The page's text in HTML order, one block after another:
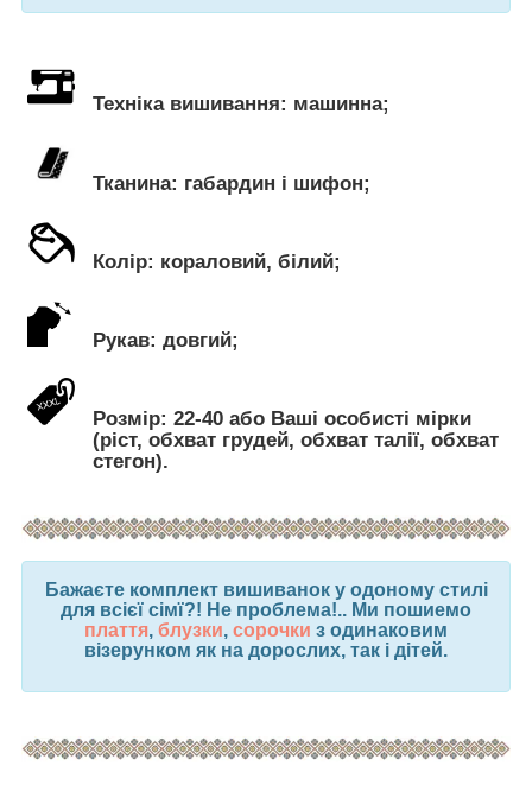
Техніка вишивання: машинна;
Тканина: габардин і шифон;
Колір: кораловий, білий;
Рукав: довгий;
Розмір: 22-40 або Ваші особисті мірки
(ріст, обхват грудей, обхват талії, обхват
стегон).
Бажаєте комплект вишиванок у одоному стилі
для всієї сімї?! Не проблема!.. Ми пошиемо
плаття, блузки, сорочки з одинаковим
візерунком як на дорослих, так і дітей.